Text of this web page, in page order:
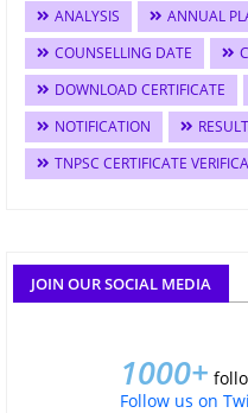
ANALYSIS ANNUAL
COUNSELLING DATE
DOWNLOAD CERTIFICATE
NOTIFICATION
RESULT
TNPSC CERTIFICATE
JOIN OUR SOCIAL MEDIA
1000+
Follow us on